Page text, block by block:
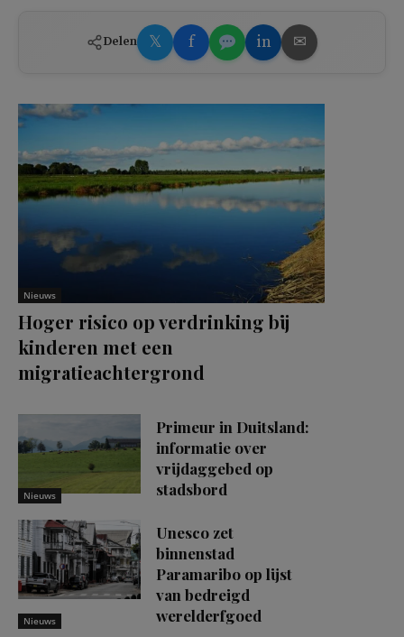
Delen 𝕏 f in ✉
Nieuws
Hoger risico op verdrinking bij
kinderen met een
migratieachtergrond
Nieuws
Primeur in Duitsland:
informatie over
vrijdaggebed op
stadsbord
Nieuws
Unesco zet
binnenstad
Paramaribo op lijst
van bedreigd
werelderfgoed